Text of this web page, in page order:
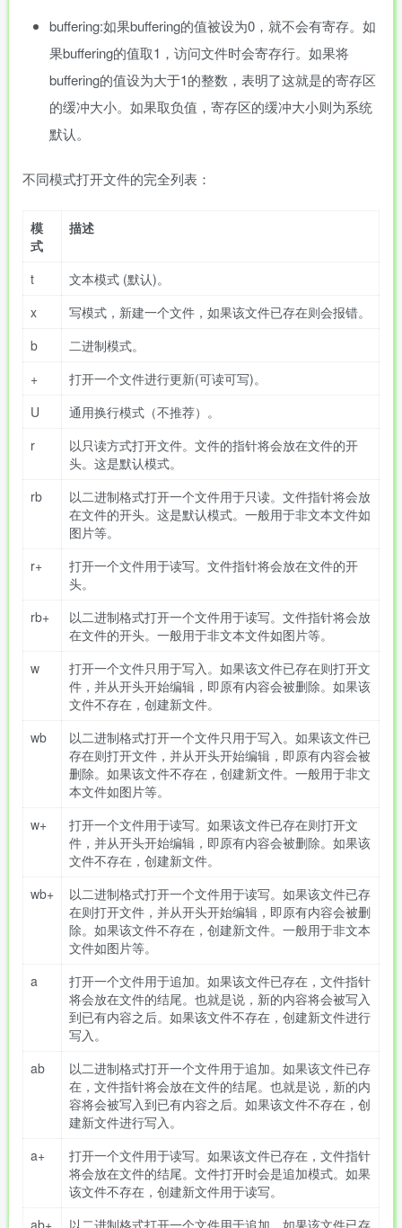
buffering:如果buffering的值被设为0，就不会有寄存。如
果buffering的值取1，访问文件时会寄存行。如果将
buffering的值设为大于1的整数，表明了这就是的寄存区
的缓冲大小。如果取负值，寄存区的缓冲大小则为系统
默认。
不同模式打开文件的完全列表：
模
式
描述
t
文本模式 (默认)。
x
写模式，新建一个文件，如果该文件已存在则会报错。
b
二进制模式。
+
打开一个文件进行更新(可读可写)。
U
通用换行模式（不推荐）。
r
以只读方式打开文件。文件的指针将会放在文件的开
头。这是默认模式。
rb
以二进制格式打开一个文件用于只读。文件指针将会放
在文件的开头。这是默认模式。一般用于非文本文件如
图片等。
r+
打开一个文件用于读写。文件指针将会放在文件的开
头。
rb+
以二进制格式打开一个文件用于读写。文件指针将会放
在文件的开头。一般用于非文本文件如图片等。
w
打开一个文件只用于写入。如果该文件已存在则打开文
件，并从开头开始编辑，即原有内容会被删除。如果该
文件不存在，创建新文件。
wb
以二进制格式打开一个文件只用于写入。如果该文件已
存在则打开文件，并从开头开始编辑，即原有内容会被
删除。如果该文件不存在，创建新文件。一般用于非文
本文件如图片等。
w+
打开一个文件用于读写。如果该文件已存在则打开文
件，并从开头开始编辑，即原有内容会被删除。如果该
文件不存在，创建新文件。
wb+
以二进制格式打开一个文件用于读写。如果该文件已存
在则打开文件，并从开头开始编辑，即原有内容会被删
除。如果该文件不存在，创建新文件。一般用于非文本
文件如图片等。
a
打开一个文件用于追加。如果该文件已存在，文件指针
将会放在文件的结尾。也就是说，新的内容将会被写入
到已有内容之后。如果该文件不存在，创建新文件进行
写入。
ab
以二进制格式打开一个文件用于追加。如果该文件已存
在，文件指针将会放在文件的结尾。也就是说，新的内
容将会被写入到已有内容之后。如果该文件不存在，创
建新文件进行写入。
a+
打开一个文件用于读写。如果该文件已存在，文件指针
将会放在文件的结尾。文件打开时会是追加模式。如果
该文件不存在，创建新文件用于读写。
ab+
以二进制格式打开一个文件用于追加。如果该文件已存